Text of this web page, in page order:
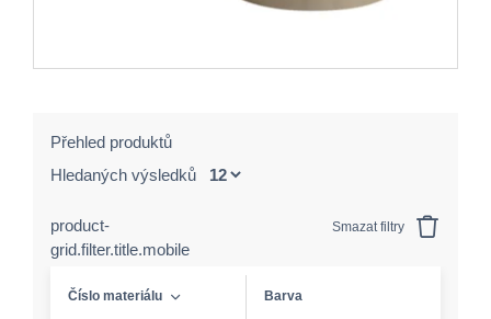
Přehled produktů
Hledaných výsledků
product-
grid.filter.title.mobile
Smazat filtry
Číslo materiálu Barva